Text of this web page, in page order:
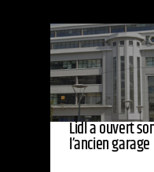
Lidl a ouvert
l’ancien